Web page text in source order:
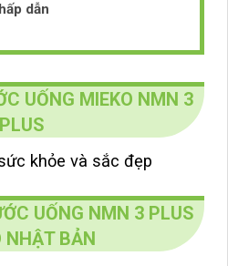
hấp dẫn
UỐNG MIEKO NMN 3
PLUS
khỏe và sắc đẹp
UỐNG NMN 3 PLUS
NHẬT BẢN